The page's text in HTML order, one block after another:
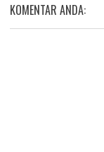
KOMENTAR ANDA: